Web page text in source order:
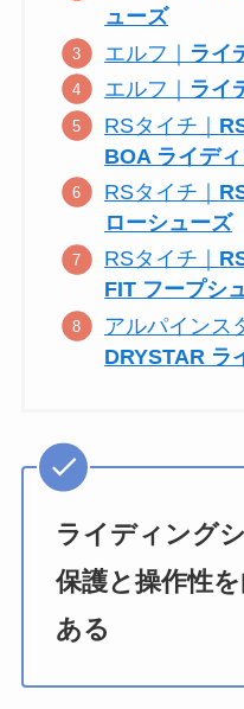
ューズ
エルフ｜ ライ
エルフ｜ ライ
RSタイチ｜
BOA ライデ
RSタイチ｜
ローシューズ
RSタイチ｜
FIT フープシ
アルパインス
DRYSTAR ラ
ライディング
保護と操作性
ある